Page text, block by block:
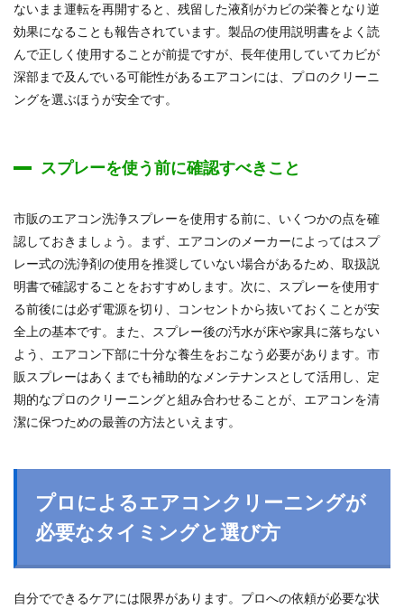
ないまま運転を再開すると、残留した液剤がカビの栄養となり逆
効果になることも報告されています。製品の使用説明書をよく読
んで正しく使用することが前提ですが、長年使用していてカビが
深部まで及んでいる可能性があるエアコンには、プロのクリーニ
ングを選ぶほうが安全です。
スプレーを使う前に確認すべきこと
市販のエアコン洗浄スプレーを使用する前に、いくつかの点を確
認しておきましょう。まず、エアコンのメーカーによってはスプ
レー式の洗浄剤の使用を推奨していない場合があるため、取扱説
明書で確認することをおすすめします。次に、スプレーを使用す
る前後には必ず電源を切り、コンセントから抜いておくことが安
全上の基本です。また、スプレー後の汚水が床や家具に落ちない
よう、エアコン下部に十分な養生をおこなう必要があります。市
販スプレーはあくまでも補助的なメンテナンスとして活用し、定
期的なプロのクリーニングと組み合わせることが、エアコンを清
潔に保つための最善の方法といえます。
プロによるエアコンクリーニングが
必要なタイミングと選び方
自分でできるケアには限界があります。プロへの依頼が必要な状